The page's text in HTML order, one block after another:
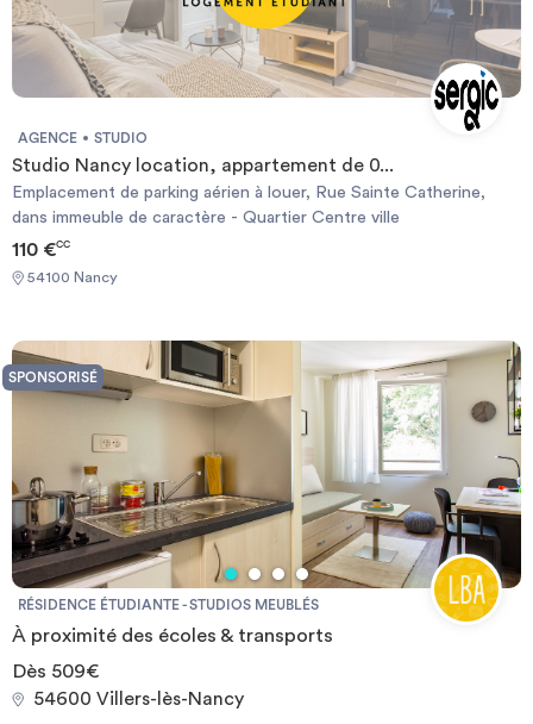
AGENCE STUDIO
Studio Nancy location, appartement de 0...
Emplacement de parking aérien à louer, Rue Sainte Catherine,
dans immeuble de caractère - Quartier Centre ville
110 €CC
54100 Nancy
SPONSORISÉ
RÉSIDENCE ÉTUDIANTE - STUDIOS MEUBLÉS
À proximité des écoles & transports
Dès 509€
54600 Villers-lès-Nancy